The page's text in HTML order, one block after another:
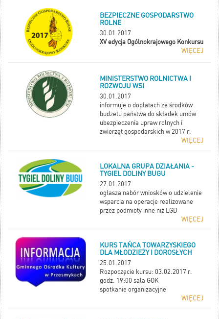
BEZPIECZNE GOSPODARSTWO
ROLNE
30.01.2017
XV edycja Ogólnokrajowego Konkursu
WIĘCEJ
MINISTERSTWO ROLNICTWA I
ROZWOJU WSI
30.01.2017
informuje o dopłatach ze środków
budżetu państwa do składek umów
ubezpieczenia upraw rolnych i
zwierząt gospodarskich w 2017 r.
WIĘCEJ
LOKALNA GRUPA DZIAŁANIA -
TYGIEL DOLINY BUGU
27.01.2017
ogłasza nabór wniosków o udzielenie
wsparcia na operacje realizowane
przez podmioty inne niż LGD
WIĘCEJ
KURS TAŃCA TOWARZYSKIEGO
DLA MŁODZIEŻY I DOROSŁYCH
25.01.2017
Rozpoczęcie kursu: 03.02.2017 r.
godz. 19:00 sala GOK
spotkanie organizacyjne
WIĘCEJ